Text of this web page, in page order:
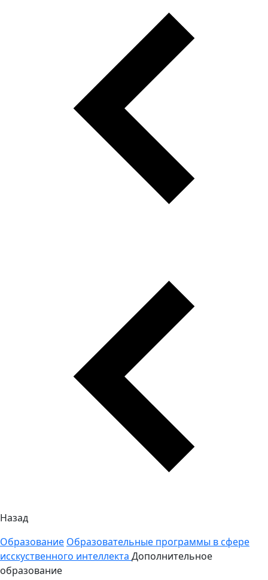
Назад
Образование Образовательные программы в сфере
исскуственного интеллекта Дополнительное
образование